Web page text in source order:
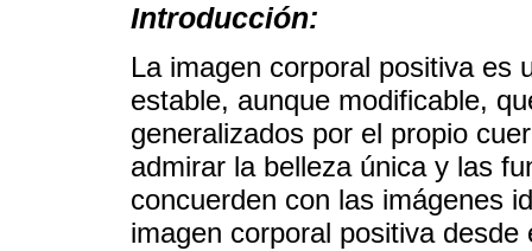
Introducción:
La imagen corporal positiva es
estable, aunque modificable,
generalizados por el propio
admirar la belleza única y las
concuerden con las imágenes
imagen corporal positiva desde